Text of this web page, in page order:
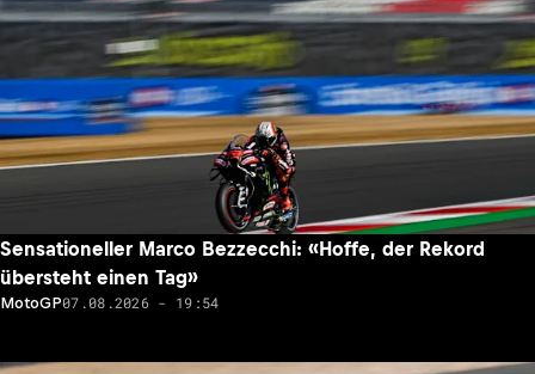
Sensationeller Marco Bezzecchi: «Hoffe, der Rekord
übersteht einen Tag»
MotoGP07.08.2026 - 19:54